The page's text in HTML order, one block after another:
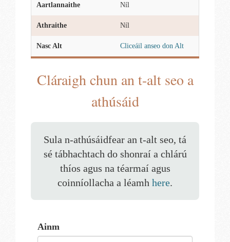
Aartlannaithe Níl
Athraithe Níl
Nasc Alt Cliceáil anseo don Alt
Cláraigh chun an t-alt seo a
athúsáid
Sula n-athúsáidfear an t-alt seo, tá
sé tábhachtach do shonraí a chlárú
thíos agus na téarmaí agus
coinníollacha a léamh here.
Ainm